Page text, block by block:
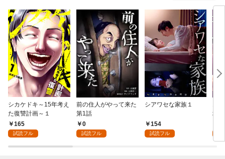
シカケドキ～15年考え
た復讐計画～１
165
試読フル
前の住人がやって来た
第1話
0
試読フル
シアワセな家族１
154
試読フル
地